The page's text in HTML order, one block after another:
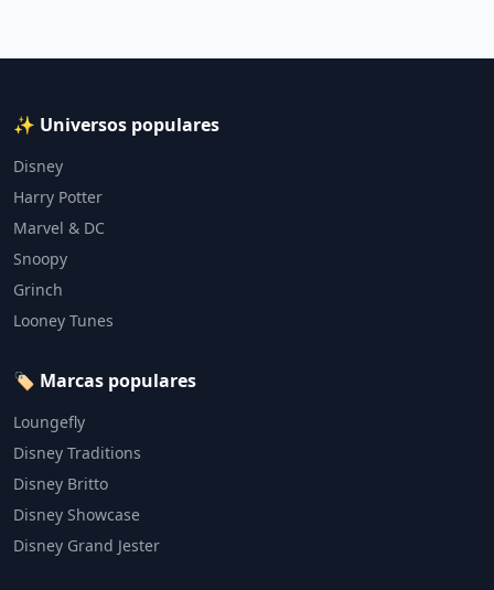
✨ Universos populares
Disney
Harry Potter
Marvel & DC
Snoopy
Grinch
Looney Tunes
🏷️ Marcas populares
Loungefly
Disney Traditions
Disney Britto
Disney Showcase
Disney Grand Jester